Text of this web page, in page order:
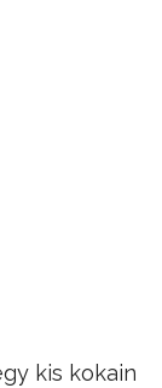
kis kokain